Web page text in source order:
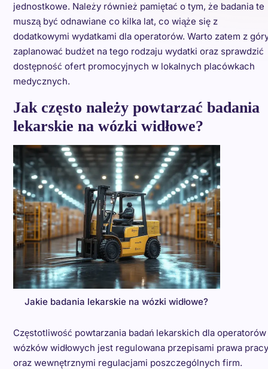
jednostkowe. Należy również pamiętać o tym, że badania te
muszą być odnawiane co kilka lat, co wiąże się z
dodatkowymi wydatkami dla operatorów. Warto zatem z
zaplanować budżet na tego rodzaju wydatki oraz sprawdzić
dostępność ofert promocyjnych w lokalnych placówkach
medycznych.
Jak często należy powtarzać badania
lekarskie na wózki widłowe?
Jakie badania lekarskie na wózki widłowe?
Częstotliwość powtarzania badań lekarskich dla operatorów
wózków widłowych jest regulowana przepisami prawa pracy
oraz wewnętrznymi regulacjami poszczególnych firm.